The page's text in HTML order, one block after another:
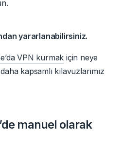
yararlanabilirsiniz.
VPN kurmak için neye
kapsamlı kılavuzlarımız
manuel olarak